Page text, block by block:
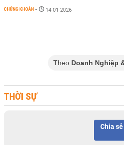
CHỨNG KHOÁN - 14-01-2026
Theo Doanh Nghiệp
THỜI SỰ
Chia sẻ